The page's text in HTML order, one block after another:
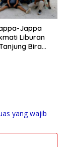
Jappa
Liburan
Bira
yang wajib